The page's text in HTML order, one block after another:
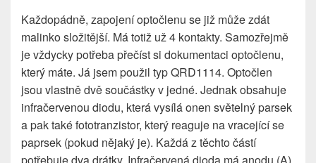
Každopádně, zapojení optočlenu se již může zdát
malinko složitější. Má totiž už 4 kontakty. Samozřejmě
je vždycky potřeba přečíst si dokumentaci optočlenu,
který máte. Já jsem použil typ QRD1114. Optočlen
jsou vlastně dvě součástky v jedné. Jednak obsahuje
infračervenou diodu, která vysílá onen světelný parsek
a pak také fototranzistor, který reaguje na vracející se
paprsek (pokud nějaký je). Každá z těchto částí
potřebuje dva drátky. Infračervená dioda má anodu (A)